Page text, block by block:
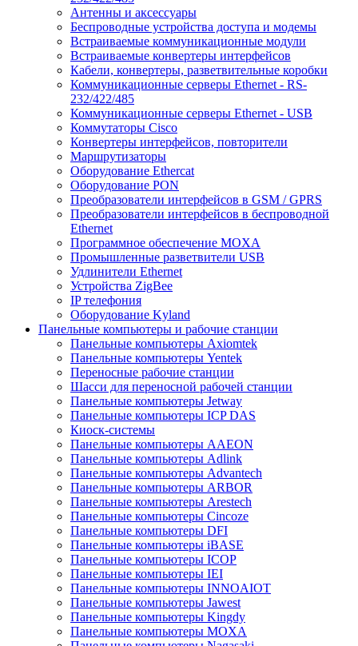
Антенны и аксессуары
Беспроводные устройства доступа и модемы
Встраиваемые коммуникационные модули
Встраиваемые конвертеры интерфейсов
Кабели, конвертеры, разветвительные коробки
Коммуникационные серверы Ethernet - RS-
232/422/485
Коммуникационные серверы Ethernet - USB
Коммутаторы Cisco
Конвертеры интерфейсов, повторители
Маршрутизаторы
Оборудование Ethercat
Оборудование PON
Преобразователи интерфейсов в GSM / GPRS
Преобразователи интерфейсов в беспроводной
Ethernet
Программное обеспечение MOXA
Промышленные разветвители USB
Удлинители Ethernet
Устройства ZigBee
IP телефония
Оборудование Kyland
Панельные компьютеры и рабочие станции
Панельные компьютеры Axiomtek
Панельные компьютеры Yentek
Переносные рабочие станции
Шасси для переносной рабочей станции
Панельные компьютеры Jetway
Панельные компьютеры ICP DAS
Киоск-системы
Панельные компьютеры AAEON
Панельные компьютеры Adlink
Панельные компьютеры Advantech
Панельные компьютеры ARBOR
Панельные компьютеры Arestech
Панельные компьютеры Cincoze
Панельные компьютеры DFI
Панельные компьютеры iBASE
Панельные компьютеры ICOP
Панельные компьютеры IEI
Панельные компьютеры INNOAIOT
Панельные компьютеры Jawest
Панельные компьютеры Kingdy
Панельные компьютеры MOXA